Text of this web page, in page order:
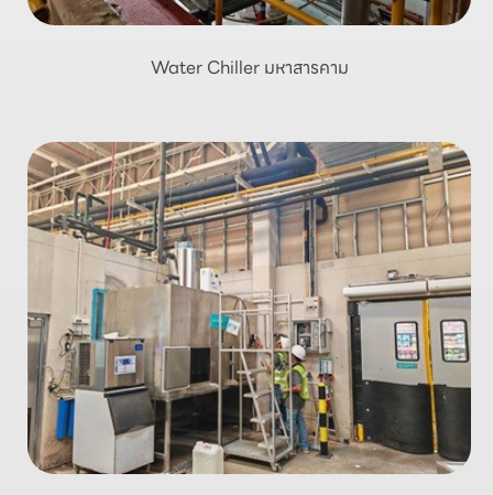
Water Chiller มหาสารคาม